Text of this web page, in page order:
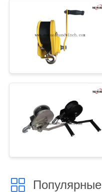
Популярные